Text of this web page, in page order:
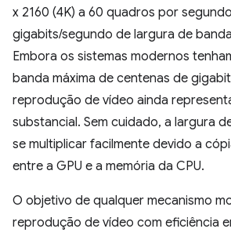
x 2160 (4K) a 60 quadros por
gigabits/segundo de largura de
Embora os sistemas modernos
banda máxima de centenas de
reprodução de vídeo ainda
substancial. Sem cuidado, a largura
se multiplicar facilmente devido a
entre a GPU e a memória da CPU.
O objetivo de qualquer mecanismo
reprodução de vídeo com eficiência